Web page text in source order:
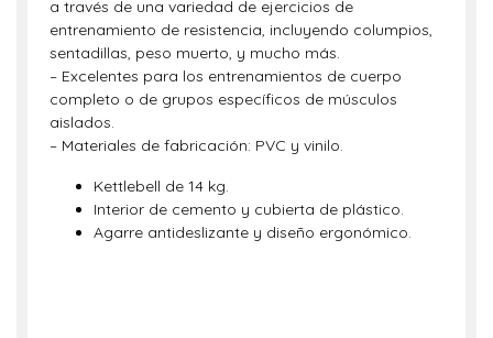
a través de una variedad de ejercicios de
entrenamiento de resistencia, incluyendo columpios,
sentadillas, peso muerto, y mucho más.
– Excelentes para los entrenamientos de cuerpo
completo o de grupos específicos de músculos
aislados.
– Materiales de fabricación: PVC y vinilo.
Kettlebell de 14 kg.
Interior de cemento y cubierta de plástico.
Agarre antideslizante y diseño ergonómico.